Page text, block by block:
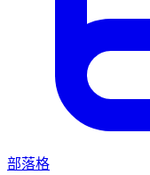
部落格